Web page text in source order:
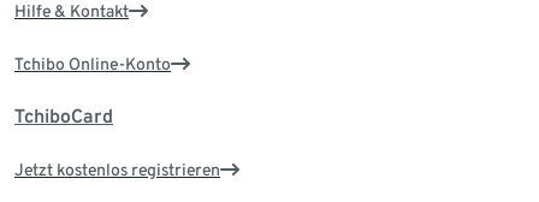
Hilfe & Kontakt
Tchibo Online-Konto
TchiboCard
Jetzt kostenlos registrieren